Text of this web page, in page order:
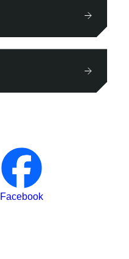
Facebook